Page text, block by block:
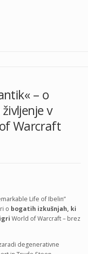
– o
v
Warcraft
Life of Ibelin”
o bogatih izkušnjah, ki
World of Warcraft – brez
degenerativne